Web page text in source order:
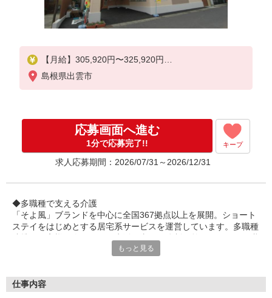
【月給】305,920円〜325,920円
▼給与詳細
処遇改善手当：35,920円
夜勤手当：30,000円（5回分）
住宅手当：規定あり
精勤手当：8,000円
調整手当：0〜20,000円
▼下記別途支給
通勤手当
年末年始手当：380円/時
※12/300時〜1/324時
賞与年2回（6月・12月）
特別報酬：平均34.1万円（最高額135万円）
※2025年6月支給実績
島根県出雲市
応募画面へ進む
1分で応募完了!! キープ
求人応募期間：2026/07/31～2026/12/31
◆多職種で支える介護
「そよ風」ブランドを中心に全国367拠点以上を展開。ショート
ステイをはじめとする居宅系サービスを運営しています。多職種
種を超えて相談しやすい雰囲気があり、周囲と連携しながら安心
◆自分らしく働ける
もっと見る
仕事内容